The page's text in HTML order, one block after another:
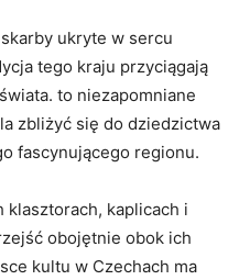
ukryte w sercu
tego kraju przyciągają
to niezapomniane
zbliżyć się do dziedzictwa
fascynującego regionu.
klasztorach,⁣ kaplicach ⁣i
obojętnie obok ich
⁣kultu w⁣ Czechach ma